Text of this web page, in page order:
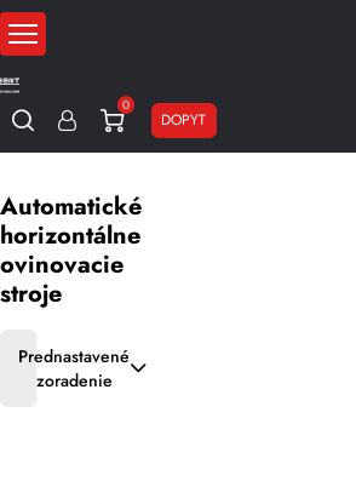
0
DOPYT
Automatické
horizontálne
ovinovacie
stroje
Prednastavené
zoradenie